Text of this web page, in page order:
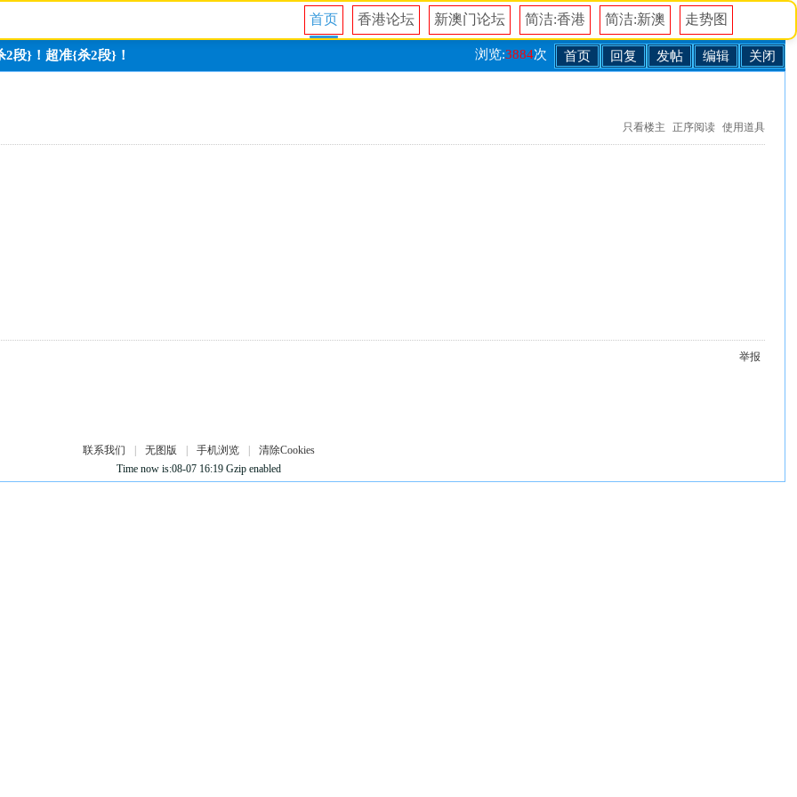
首页 香港论坛 新澳门论坛 简洁:香港 简洁:新澳 走势图
关闭
编辑
发帖
回复
首页
浏览:3884次
段}！超准{杀2段}！
只看楼主 正序阅读 使用道具
举报
联系我们 无图版 手机浏览
清除Cookies
Time now is:08-07 16:19 Gzip enabled